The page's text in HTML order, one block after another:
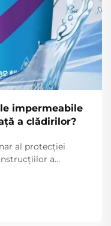
impermeabile
a clădirilor?
al protecției
a
pentru...